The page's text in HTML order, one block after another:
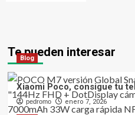
Te pueden interesar
Blog
Xiaomi Poco, consigue tu
pedromo enero 7, 2026